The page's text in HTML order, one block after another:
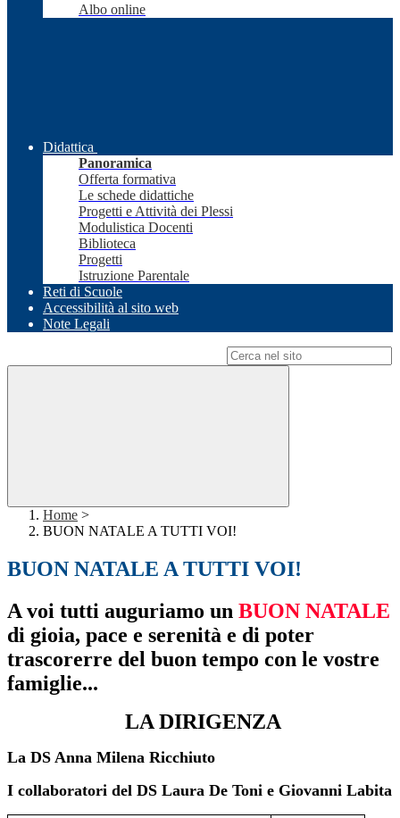
Albo online
Didattica
Panoramica
Offerta formativa
Le schede didattiche
Progetti e Attività dei Plessi
Modulistica Docenti
Biblioteca
Progetti
Istruzione Parentale
Reti di Scuole
Accessibilità al sito web
Note Legali
Home >
BUON NATALE A TUTTI VOI!
BUON NATALE A TUTTI VOI!
A voi tutti auguriamo un BUON NATALE
di gioia, pace e serenità e di poter
trascorerre del buon tempo con le vostre
famiglie...
LA DIRIGENZA
La DS Anna Milena Ricchiuto
I collaboratori del DS Laura De Toni e Giovanni Labita